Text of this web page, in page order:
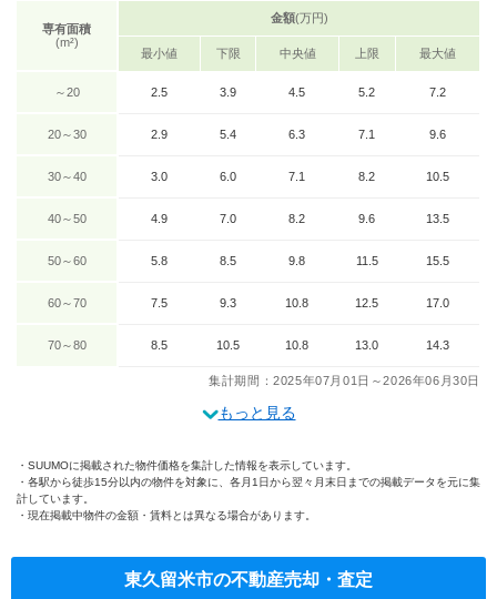
専有面積
(m²)
金額(万円)
最小値 下限 中央値 上限 最大値
～20 2.5 3.9 4.5 5.2 7.2
20～30 2.9 5.4 6.3 7.1 9.6
30～40 3.0 6.0 7.1 8.2 10.5
40～50 4.9 7.0 8.2 9.6 13.5
50～60 5.8 8.5 9.8 11.5 15.5
60～70 7.5 9.3 10.8 12.5 17.0
70～80 8.5 10.5 10.8 13.0 14.3
集計期間：2025年07月01日～2026年06月30日
もっと見る
SUUMOに掲載された物件価格を集計した情報を表示しています。
各駅から徒歩15分以内の物件を対象に、各月1日から翌々月末日までの掲載データを元に集
計しています。
現在掲載中物件の金額・賃料とは異なる場合があります。
東久留米市の不動産売却・査定